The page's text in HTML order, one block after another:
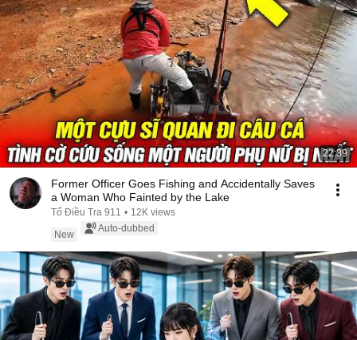
22:39
Former Officer Goes Fishing and Accidentally Saves
a Woman Who Fainted by the Lake
Tổ Điều Tra 911 • 12K views
New
Auto-dubbed